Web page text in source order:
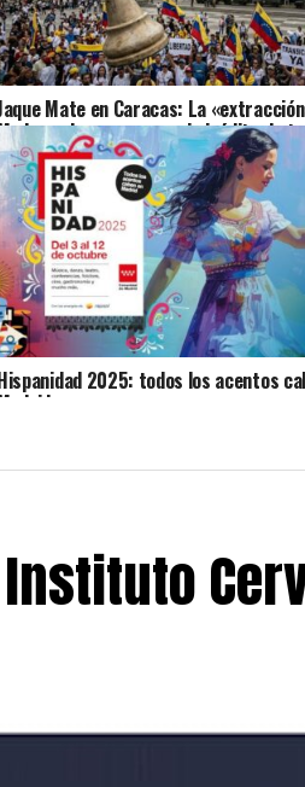
Mate en Caracas: La
abre un escenario inédito de
para Venezuela
2025: todos los acentos